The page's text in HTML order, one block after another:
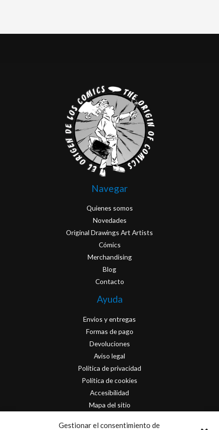
Gestionar el consentimiento de
Navegar
Quienes somos
Novedades
Original Drawings Art Artists
Cómics
Merchandising
Blog
Contacto
Ayuda
Envios y entregas
Formas de pago
Devoluciones
Aviso legal
Política de privacidad
Política de cookies
Accesibilidad
Mapa del sitio
Contacto